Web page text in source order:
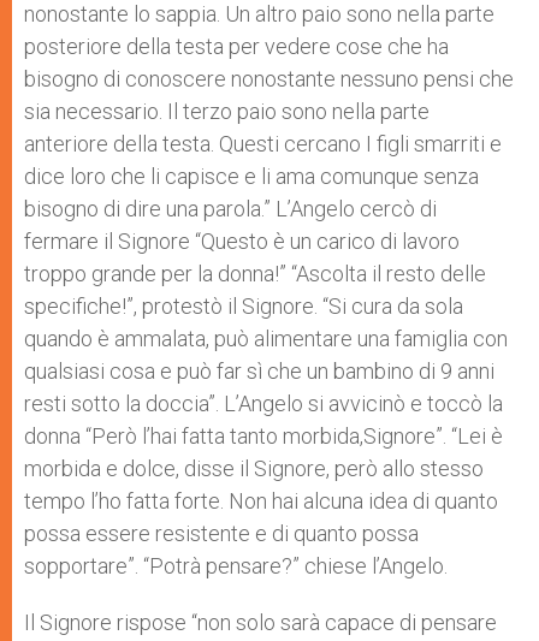
nonostante lo sappia. Un altro paio sono nella parte
posteriore della testa per vedere cose che ha
bisogno di conoscere nonostante nessuno pensi che
sia necessario. Il terzo paio sono nella parte
anteriore della testa. Questi cercano I figli smarriti e
dice loro che li capisce e li ama comunque senza
bisogno di dire una parola.” L’Angelo cercò di
fermare il Signore “Questo è un carico di lavoro
troppo grande per la donna!” “Ascolta il resto delle
specifiche!”, protestò il Signore. “Si cura da sola
quando è ammalata, può alimentare una famiglia con
qualsiasi cosa e può far sì che un bambino di 9 anni
resti sotto la doccia”. L’Angelo si avvicinò e toccò la
donna “Però l’hai fatta tanto morbida,Signore”. “Lei è
morbida e dolce, disse il Signore, però allo stesso
tempo l’ho fatta forte. Non hai alcuna idea di quanto
possa essere resistente e di quanto possa
sopportare”. “Potrà pensare?” chiese l’Angelo.
Il Signore rispose “non solo sarà capace di pensare